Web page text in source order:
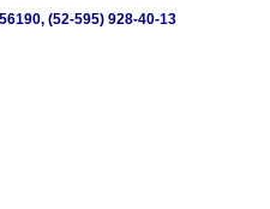
(52-595) 928-40-13